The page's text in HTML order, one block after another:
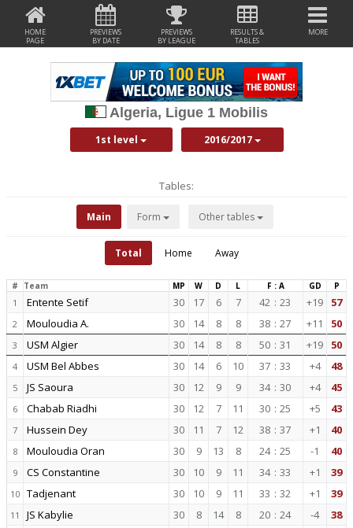
HOME
PAGE
PREVIEWS
BY DATE
PREVIEWS
BY LEAGUE
RESULTS &
TABLES
MORE
Algeria, Ligue 1 Mobilis
1st level 2016/2017
Tables:
Main Form Other tables
Total Home Away
# Team MP W D L F : A GD P
1 Entente Setif 30 17 6 7 42 : 23 +19 57
2 Mouloudia A. 30 14 8 8 38 : 27 +11 50
3 USM Algier 30 14 8 8 50 : 31 +19 50
4 USM Bel Abbes 30 14 6 10 37 : 33 +4 48
5 JS Saoura 30 12 9 9 34 : 30 +4 45
6 Chabab Riadhi 30 12 7 11 30 : 25 +5 43
7 Hussein Dey 30 11 7 12 38 : 37 +1 40
8 Mouloudia Oran 30 9 13 8 24 : 25 -1 40
9 CS Constantine 30 10 9 11 34 : 33 +1 39
10 Tadjenant 30 10 9 11 33 : 32 +1 39
11 JS Kabylie 30 8 14 8 20 : 24 -4 38